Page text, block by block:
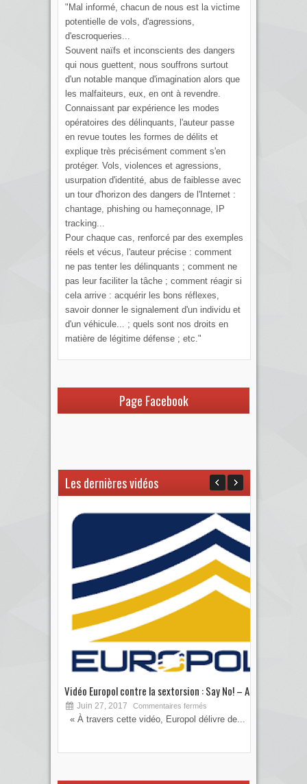
"Mal informé, chacun de nous est la victime
potentielle de vols, d'agressions,
d'escroqueries...
Souvent naïfs et inconscients des dangers
qui nous guettent, nous souffrons surtout
d'un notable manque d'imagination alors que
les malfaiteurs, eux, en ont à revendre.
Connaissant par expérience les modes
opératoires des délinquants, l'auteur passe
en revue toutes les formes de délits et
explique très précisément comment s'en
protéger. Vols, violences et agressions,
usurpation d'identité, abus de faiblesse avec
un tour d'horizon des dangers de l'Internet :
chantage, phishing ou hameçonnage, IP
tracking...
Pour chaque cas, renforcé par des exemples
réels et vécus, l'auteur précise : comment
ne pas tenter les délinquants ; comment ne
pas leur faciliter la tâche ; comment réagir si
cela arrive : acquérir les bons réflexes,
savoir donner le signalement d'un individu et
d'un véhicule... ; quels sont nos droits en
matière de légitime défense ; etc."
Page Facebook
Les dernières vidéos
Vidéo Europol contre la sextorsion : Say No! – A...
Juin 27, 2017 Commentaires fermés
« À travers cette vidéo, Europol délivre de...